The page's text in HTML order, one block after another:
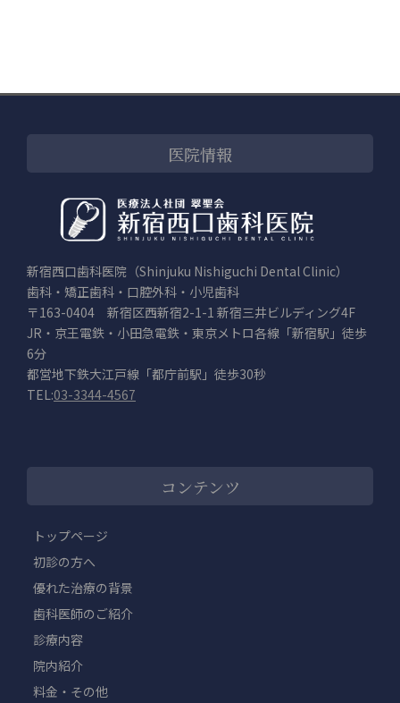
医院情報
新宿西口歯科医院（Shinjuku Nishiguchi Dental Clinic）
歯科・矯正歯科・口腔外科・小児歯科
〒163-0404 新宿区西新宿2-1-1 新宿三井ビルディング4F
JR・京王電鉄・小田急電鉄・東京メトロ各線「新宿駅」徒歩
6分
都営地下鉄大江戸線「都庁前駅」徒歩30秒
TEL:03-3344-4567
コンテンツ
トップページ
初診の方へ
優れた治療の背景
歯科医師のご紹介
診療内容
院内紹介
料金・その他